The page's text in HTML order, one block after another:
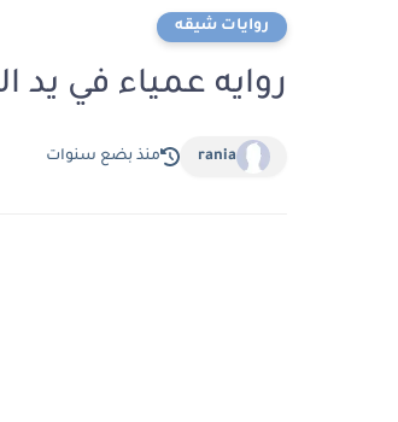
روايات شيقه
روايه عمياء في
rania منذ بضع سنوات